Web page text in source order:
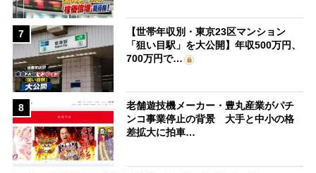
7
【世帯年収別・東京23区マンション
「狙い目駅」を大公開】年収500万円、
700万円で…
8
老舗遊技機メーカー・豊丸産業がパチ
ンコ事業停止の背景 大手と中小の格
差拡大に拍車…